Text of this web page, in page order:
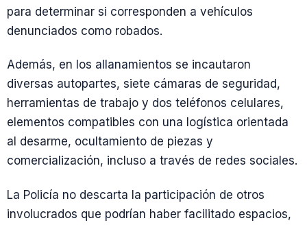
para determinar si corresponden a vehículos
denunciados como robados.
Además, en los allanamientos se incautaron
diversas autopartes, siete cámaras de seguridad,
herramientas de trabajo y dos teléfonos celulares,
elementos compatibles con una logística orientada
al desarme, ocultamiento de piezas y
comercialización, incluso a través de redes sociales.
La Policía no descarta la participación de otros
involucrados que podrían haber facilitado espacios,